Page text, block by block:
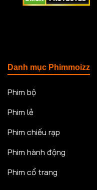
Danh mục Phimmoizz
Phim bộ
Phim lẻ
Phim chiếu rạp
Phim hành động
Phim cổ trang